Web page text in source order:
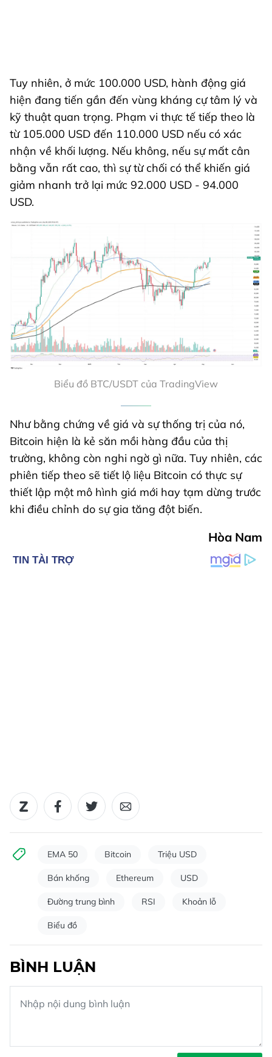
Tuy nhiên, ở mức 100.000 USD, hành động giá
hiện đang tiến gần đến vùng kháng cự tâm lý và
kỹ thuật quan trọng. Phạm vi thực tế tiếp theo là
từ 105.000 USD đến 110.000 USD nếu có xác
nhận về khối lượng. Nếu không, nếu sự mất cân
bằng vẫn rất cao, thì sự từ chối có thể khiến giá
giảm nhanh trở lại mức 92.000 USD - 94.000
USD.
Biểu đồ BTC/USDT của TradingView
Như bằng chứng về giá và sự thống trị của nó,
Bitcoin hiện là kẻ săn mồi hàng đầu của thị
trường, không còn nghi ngờ gì nữa. Tuy nhiên, các
phiên tiếp theo sẽ tiết lộ liệu Bitcoin có thực sự
thiết lập một mô hình giá mới hay tạm dừng trước
khi điều chỉnh do sự gia tăng đột biến.
Hòa Nam
EMA 50 Bitcoin Triệu USD
Bán khống Ethereum USD
Đường trung bình RSI Khoản lỗ
Biểu đồ
BÌNH LUẬN